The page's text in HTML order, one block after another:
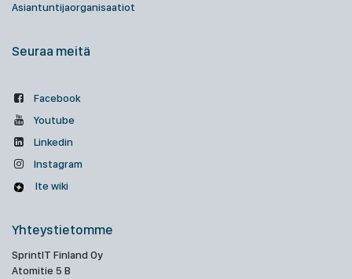
Asiantuntijaorganisaatiot
Seuraa meitä
Facebook
Youtube
Linkedin
Instagram
Ite wiki
Yhteystietomme
SprintIT Finland Oy
Atomitie 5 B